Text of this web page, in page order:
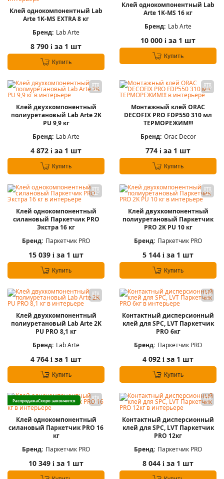
Клей однокомпонентный Lab
Arte 1K-MS EXTRA 8 кг
Бренд: Lab Arte
8 790 i за 1 шт
Купить
Клей однокомпонентный Lab
Arte 1K-MS 16 кг
Бренд: Lab Arte
10 000 i за 1 шт
Купить
Клей двухкомпонентный
полиуретановый Lab Arte 2K
PU 9,9 кг
Бренд: Lab Arte
4 872 i за 1 шт
Купить
Монтажный клей ORAC
DECOFIX PRO FDP550 310 мл
ТЕРМОРЕЖИМ!!!
Бренд: Orac Decor
774 i за 1 шт
Купить
Клей однокомпонентный
силановый Паркетчик PRO
Экстра 16 кг
Бренд: Паркетчик PRO
15 039 i за 1 шт
Купить
Клей двухкомпонентный
полиуретановый Паркетчик
PRO 2K PU 10 кг
Бренд: Паркетчик PRO
5 144 i за 1 шт
Купить
Клей двухкомпонентный
полиуретановый Lab Arte 2K
PU PRO 8,1 кг
Бренд: Lab Arte
4 764 i за 1 шт
Купить
Контактный дисперсионный
клей для SPC, LVT Паркетчик
PRO 6кг
Бренд: Паркетчик PRO
4 092 i за 1 шт
Купить
РаспродажаСкоро закончится
Клей однокомпонентный
силановый Паркетчик PRO 16
кг
Бренд: Паркетчик PRO
10 349 i за 1 шт
Контактный дисперсионный
клей для SPC, LVT Паркетчик
PRO 12кг
Бренд: Паркетчик PRO
8 044 i за 1 шт